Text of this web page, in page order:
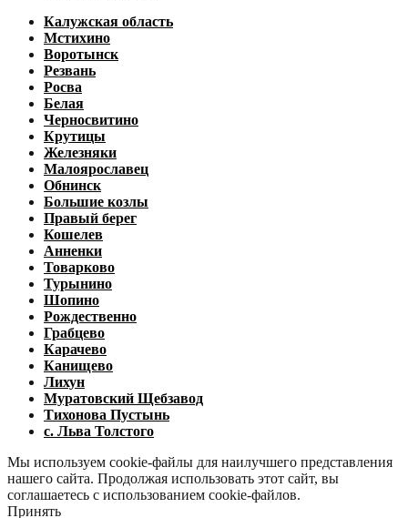
Калужская область
Мстихино
Воротынск
Резвань
Росва
Белая
Черносвитино
Крутицы
Железняки
Малоярославец
Обнинск
Большие козлы
Правый берег
Кошелев
Анненки
Товарково
Турынино
Шопино
Рождественно
Грабцево
Карачево
Канищево
Лихун
Муратовский Щебзавод
Тихонова Пустынь
с. Льва Толстого
Мы используем cookie-файлы для наилучшего представления
нашего сайта. Продолжая использовать этот сайт, вы
соглашаетесь с использованием cookie-файлов.
Принять